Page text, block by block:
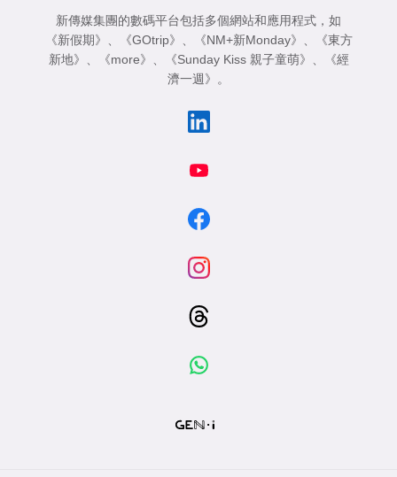
新傳媒集團的數碼平台包括多個網站和應用程式，如
《新假期》
《GOtrip》 《NM+新Monday》
《東方
新地》
《more》 《Sunday Kiss 親子童萌》
《經
濟一週》
。